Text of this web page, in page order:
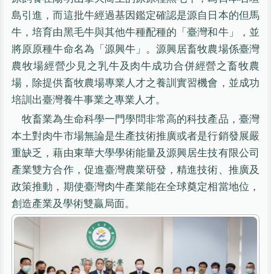
島引進，而這批牛經過基因鑑定確認是源自日本的但馬
牛，培育由黑毛牛與其他牛種配種的「臺灣和牛」，並
將原原種牛命名為「源興牛」。源興居畜牧農場係臺灣
農牧場經營少見之乳牛及肉牛成功合併經營之畜牧農
場，除提供畜牧農場專業人才之養訓實習機會，並成功
培訓出臺灣養牛事業之專業人才。
牧畜業為生命科學一門學問非常高的科技產品，臺灣
本土對肉牛市場無論是生產技術推廣或者是行銷發展嚴
重缺乏，藉由東華大學學術能量及源興居生技有限公司
產業雙方合作，促進臺灣農業研發，精進技術、推廣及
政策推動，期使臺灣肉牛產業能在全球奠定相當地位，
創造產業及學術雙贏局面。